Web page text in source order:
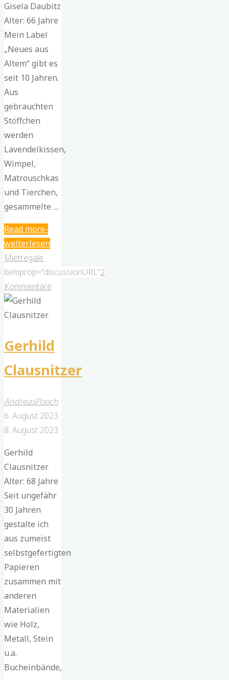
Gisela Daubitz
Alter: 66 Jahre
Mein Label
„Neues aus
Altem“ gibt es
seit 10 Jahren.
Aus
gebrauchten
Stöffchen
werden
Lavendelkissen,
Wimpel,
Matrouschkas
und Tierchen,
gesammelte …
Read more"Gisela
Daubitz"
Mietregale
itemprop="discussionURL"2
Kommentare
Gerhild
Clausnitzer
AndreasPooch
6. August 2023
8. August 2023
Gerhild
Clausnitzer
Alter: 68 Jahre
Seit ungefähr
30 Jahren
gestalte ich
aus zumeist
selbstgefertigten
Papieren
zusammen mit
anderen
Materialien
wie Holz,
Metall, Stein
u.a.
Bucheinbände,